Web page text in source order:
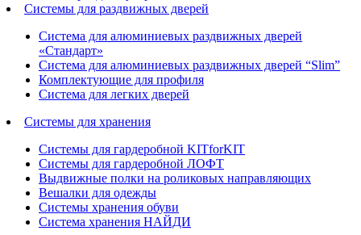
Системы для раздвижных дверей
Система для алюминиевых раздвижных дверей
«Стандарт»
Система для алюминиевых раздвижных дверей “Slim”
Комплектующие для профиля
Система для легких дверей
Системы для хранения
Системы для гардеробной KITforKIT
Системы для гардеробной ЛОФТ
Выдвижные полки на роликовых направляющих
Вешалки для одежды
Системы хранения обуви
Система хранения НАЙДИ